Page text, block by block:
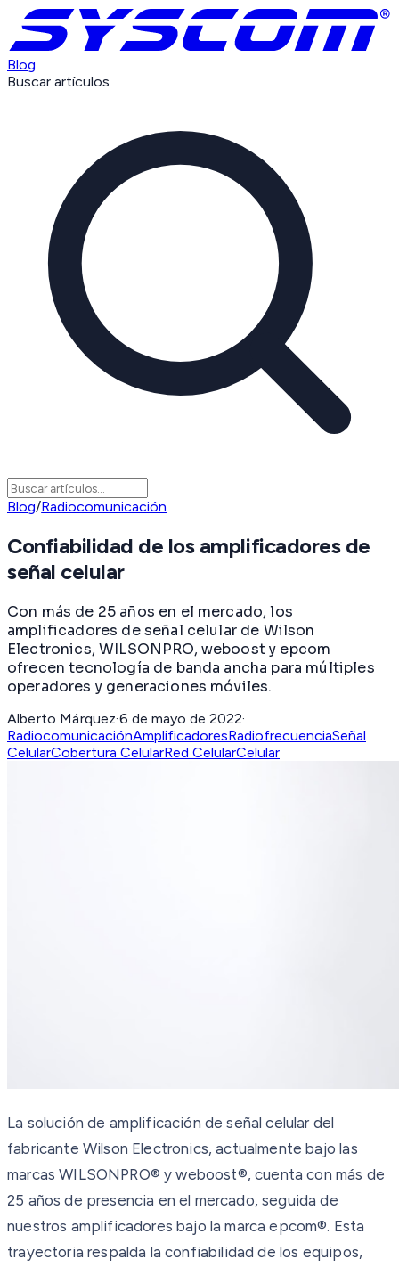
Blog
Buscar artículos
Blog/Radiocomunicación
Confiabilidad de los amplificadores de
señal celular
Con más de 25 años en el mercado, los
amplificadores de señal celular de Wilson
Electronics, WILSONPRO, weboost y epcom
ofrecen tecnología de banda ancha para múltiples
operadores y generaciones móviles.
Alberto Márquez·6 de mayo de 2022·
RadiocomunicaciónAmplificadoresRadiofrecuenciaSeñal
CelularCobertura CelularRed CelularCelular
La solución de amplificación de señal celular del
fabricante Wilson Electronics, actualmente bajo las
marcas WILSONPRO® y weboost®, cuenta con más de
25 años de presencia en el mercado, seguida de
nuestros amplificadores bajo la marca epcom®. Esta
trayectoria respalda la confiabilidad de los equipos,